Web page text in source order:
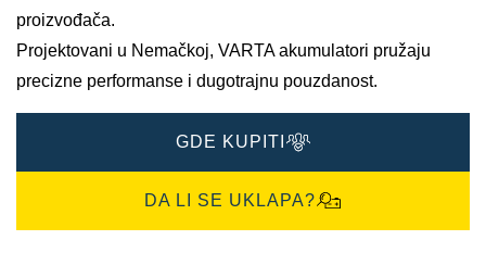
proizvođača.​
Projektovani u Nemačkoj, VARTA akumulatori pružaju
precizne performanse i dugotrajnu pouzdanost.​
GDE KUPITI
DA LI SE UKLAPA?